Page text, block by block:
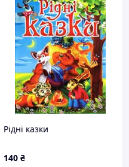
Рідні казки
140 ₴